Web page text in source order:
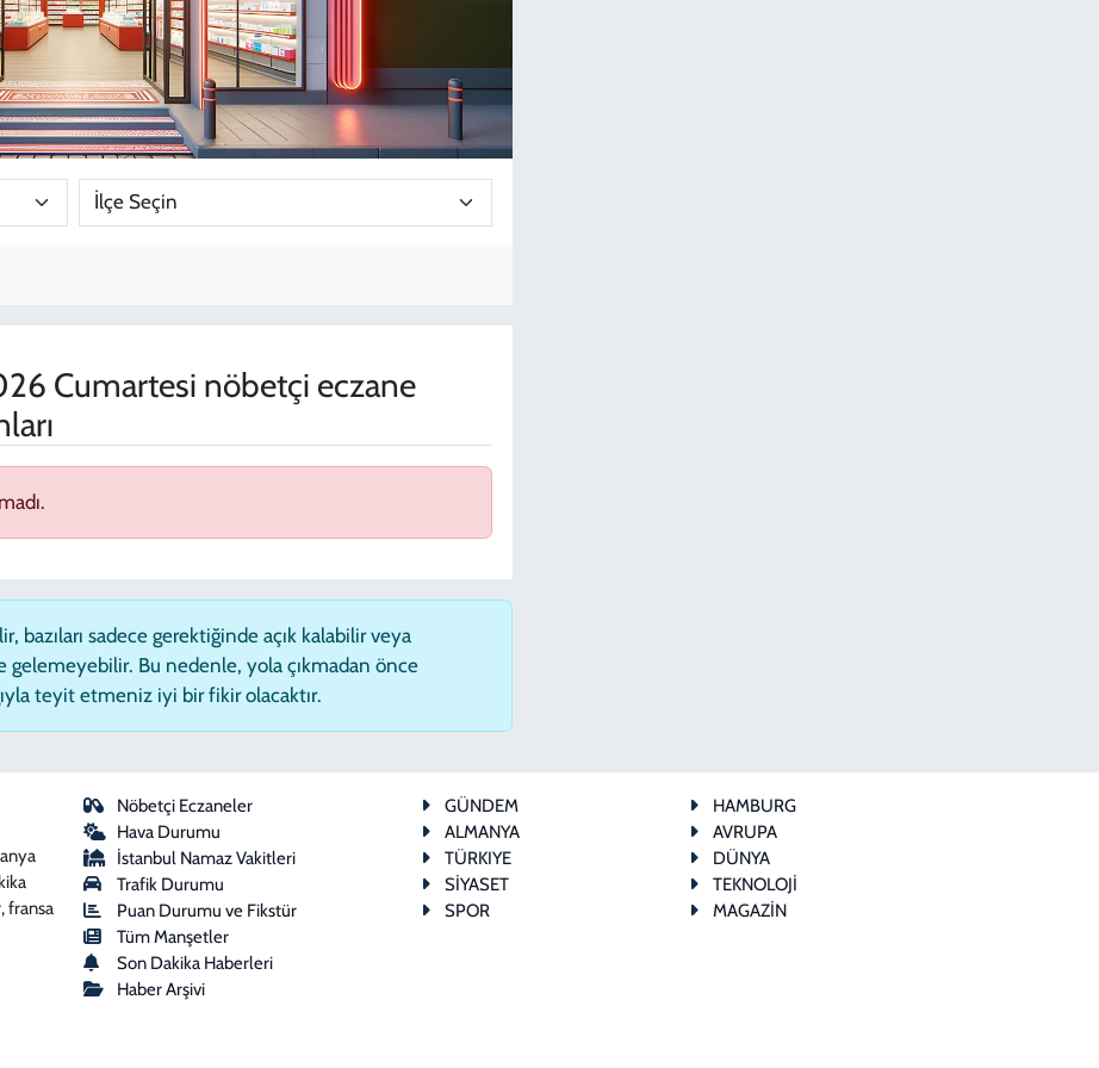
Cumartesi nöbetçi eczane
bazıları sadece gerektiğinde açık kalabilir veya
Bu nedenle, yola çıkmadan önce
teyit etmeniz iyi bir fikir olacaktır.
fransa
Nöbetçi Eczaneler
Hava Durumu
İstanbul Namaz Vakitleri
Trafik Durumu
Puan Durumu ve Fikstür
Tüm Manşetler
Son Dakika Haberleri
Haber Arşivi
GÜNDEM
HAMBURG
ALMANYA
AVRUPA
TÜRKIYE
DÜNYA
SİYASET
TEKNOLOJİ
SPOR
MAGAZİN